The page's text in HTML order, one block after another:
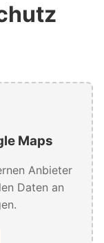
Maps
Anbieter
Daten an